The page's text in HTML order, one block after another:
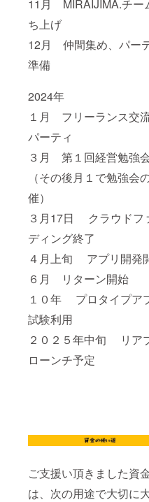
11月 MIRAIJIMA.チー
ち上げ
12月 仲間集め、パー
準備
2024年
１月 フリーランス交
パーティ
３月 第１回経営勉強
（その後月１で勉強会
催）
３月17日 クラウドフ
ディング終了
４月上旬 アプリ開発
６月 リターン開始
１０年 プロタイプア
試験利用
２０２５年中旬 リア
ローンチ予定
ご支援い頂きました資
は、次の用途で大切に